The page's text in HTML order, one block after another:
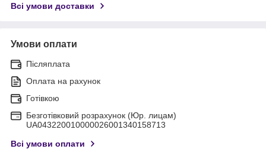
Всі умови доставки
Умови оплати
Післяплата
Оплата на рахунок
Готівкою
Безготівковий розрахунок (Юр. лицам)
UA043220010000026001340158713
Всі умови оплати